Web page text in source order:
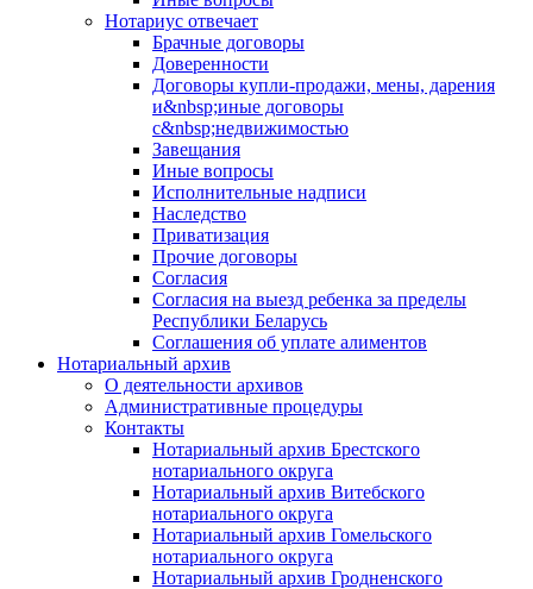
Нотариус отвечает
Брачные договоры
Доверенности
Договоры купли-продажи, мены, дарения
и&nbsp;иные договоры
с&nbsp;недвижимостью
Завещания
Иные вопросы
Исполнительные надписи
Наследство
Приватизация
Прочие договоры
Согласия
Согласия на выезд ребенка за пределы
Республики Беларусь
Соглашения об уплате алиментов
Нотариальный архив
О деятельности архивов
Административные процедуры
Контакты
Нотариальный архив Брестского
нотариального округа
Нотариальный архив Витебского
нотариального округа
Нотариальный архив Гомельского
нотариального округа
Нотариальный архив Гродненского